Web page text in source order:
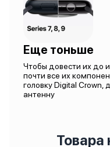
Еще тоньше
Чтобы довести их до
почти все их
головку Digital Crown,
антенну
Товара